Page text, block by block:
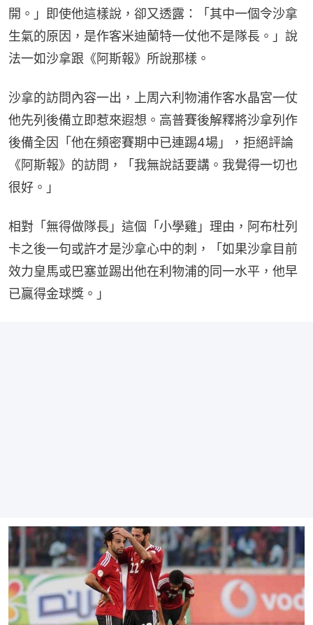
開。」即使他這樣說，卻又透露：「其中一個令沙拿
生氣的原因，是作客米迪蘭特一仗他不是隊長。」說
法一如沙拿跟《阿斯報》所說那樣。
沙拿的訪問內容一出，上周六利物浦作客水晶宮一仗
他先列後備立即惹來遐想。高普賽後解釋將沙拿列作
後備全因「他在頻密賽期中已連踢4場」，拒絕評論
《阿斯報》的訪問，「我無說話要講。我覺得一切也
很好。」
相對「無得做隊長」這個「小學雞」理由，阿布杜列
卡之後一句或許才是沙拿心中的刺，「如果沙拿目前
效力皇馬或巴塞並踢出他在利物浦的同一水平，他早
已贏得金球獎。」